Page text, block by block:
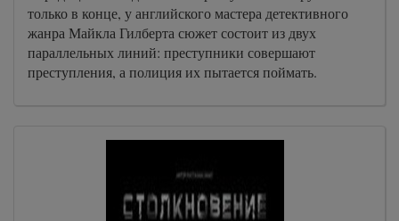
только в конце, у английского мастера детективного
жанра Майкла Гилберта сюжет состоит из двух
параллельных линий: преступники совершают
преступления, а полиция их пытается поймать.